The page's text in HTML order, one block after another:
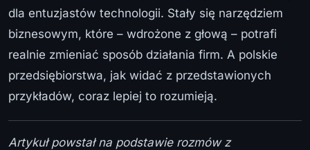
dla entuzjastów technologii. Stały się narzędziem
biznesowym, które – wdrożone z głową – potrafi
realnie zmieniać sposób działania firm. A polskie
przedsiębiorstwa, jak widać z przedstawionych
przykładów, coraz lepiej to rozumieją.
Artykuł powstał na podstawie rozmów z